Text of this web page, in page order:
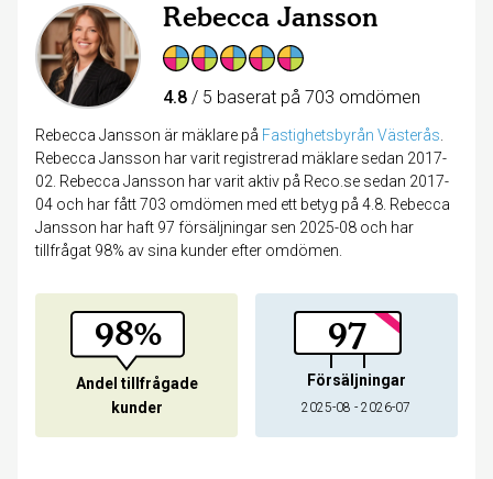
Rebecca Jansson
4.8 / 5 baserat på 703 omdömen
Rebecca Jansson är mäklare på Fastighetsbyrån Västerås
Rebecca Jansson har varit registrerad mäklare sedan 2017-
02. Rebecca Jansson har varit aktiv på Reco.se sedan 2017-
04 och har fått 703 omdömen med ett betyg på 4.8. Rebecca
Jansson har haft 97 försäljningar sen 2025-08 och har
tillfrågat 98% av sina kunder efter omdömen.
98%
Andel tillfrågade
kunder
97
Försäljningar
2025-08 - 2026-07